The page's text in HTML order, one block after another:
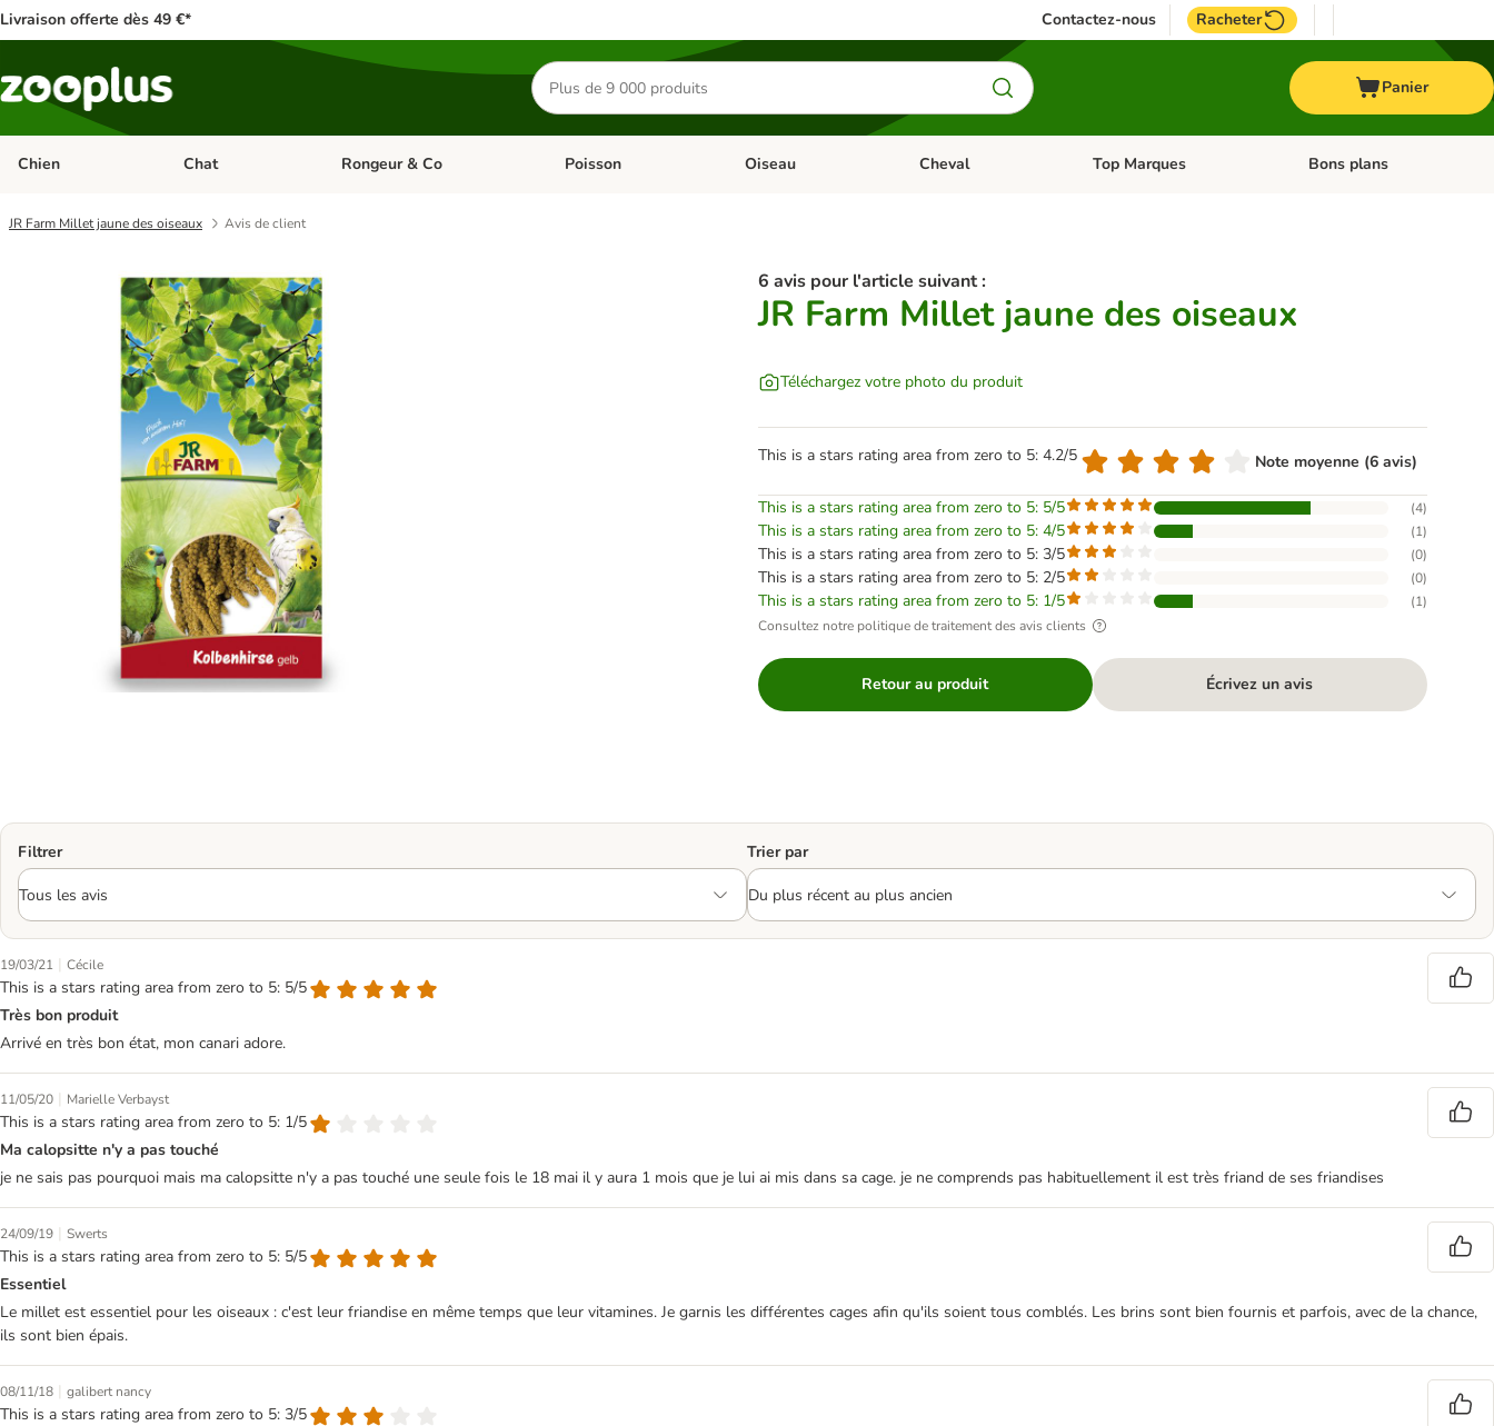
Livraison offerte dès 49 €* Contactez-nous Racheter
Rechercher
des
produits
Panier
Chien Dérouler les catégories: Chien
Chat Dérouler les catégories: Chat
Rongeur & Co Dérouler les catégories: Rongeur & Co
Poisson Dérouler les catégories: Poisson
Oiseau Dérouler les catégories: Oiseau
Cheval Dérouler les catégories: Cheval
Top Marques Dérouler les catégories: Top
Bons plans
JR Farm Millet jaune des oiseaux Avis de client
6 avis pour l'article suivant :
JR Farm Millet jaune des oiseaux
Téléchargez votre photo du produit
This is a stars rating area from zero to 5: 4.2/5 Note moyenne (6 avis)
This is a stars rating area from zero to 5: 5/5 (4)
This is a stars rating area from zero to 5: 4/5 (1)
This is a stars rating area from zero to 5: 3/5 (0)
This is a stars rating area from zero to 5: 2/5 (0)
This is a stars rating area from zero to 5: 1/5 (1)
Consultez notre politique de traitement des avis clients
Retour au produit Écrivez un avis
Filtrer Trier par
19/03/21 | Cécile
This is a stars rating area from zero to 5: 5/5
Très bon produit
Arrivé en très bon état, mon canari adore.
11/05/20 | Marielle Verbayst
This is a stars rating area from zero to 5: 1/5
Ma calopsitte n'y a pas touché
je ne sais pas pourquoi mais ma calopsitte n'y a pas touché une seule fois le 18 mai il y aura 1 mois que je lui ai mis dans sa cage. je ne comprends pas habituellement il est très friand de ses friandises
24/09/19 | Swerts
This is a stars rating area from zero to 5: 5/5
Essentiel
Le millet est essentiel pour les oiseaux : c'est leur friandise en même temps que leur vitamines. Je garnis les différentes cages afin qu'ils soient tous comblés. Les brins sont bien fournis et parfois, avec de la chance,
ils sont bien épais.
08/11/18 | galibert nancy
This is a stars rating area from zero to 5: 3/5